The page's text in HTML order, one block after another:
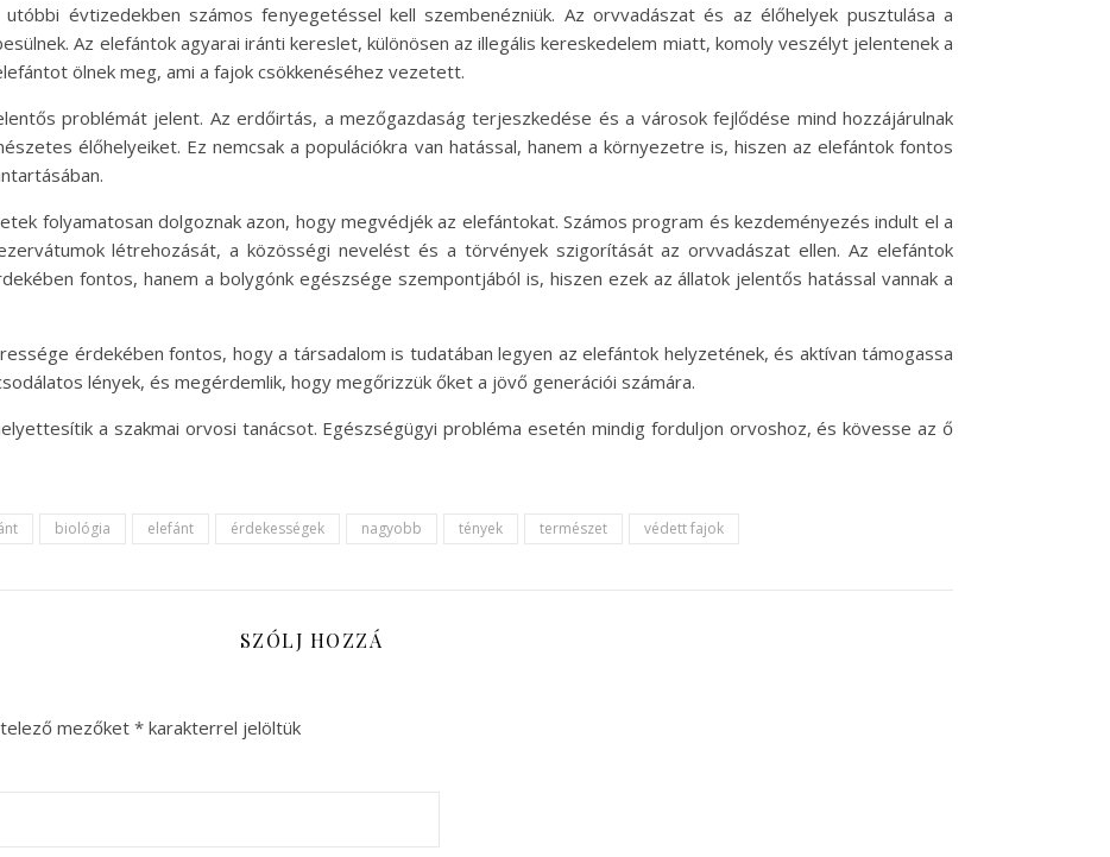
évtizedekben számos fenyegetéssel kell szembenézniük. Az orvvadászat és az élőhelyek pusztulása a
Az elefántok agyarai iránti kereslet, különösen az illegális kereskedelem miatt, komoly veszélyt jelentenek a
ölnek meg, ami a fajok csökkenéséhez vezetett.
problémát jelent. Az erdőirtás, a mezőgazdaság terjeszkedése és a városok fejlődése mind hozzájárulnak
élőhelyeiket. Ez nemcsak a populációkra van hatással, hanem a környezetre is, hiszen az elefántok fontos
folyamatosan dolgoznak azon, hogy megvédjék az elefántokat. Számos program és kezdeményezés indult el a
létrehozását, a közösségi nevelést és a törvények szigorítását az orvvadászat ellen. Az elefántok
fontos, hanem a bolygónk egészsége szempontjából is, hiszen ezek az állatok jelentős hatással vannak a
érdekében fontos, hogy a társadalom is tudatában legyen az elefántok helyzetének, és aktívan támogassa
lények, és megérdemlik, hogy megőrizzük őket a jövő generációi számára.
a szakmai orvosi tanácsot. Egészségügyi probléma esetén mindig forduljon orvoshoz, és kövesse az ő
biológia elefánt érdekességek nagyobb tények természet védett fajok
SZÓLJ HOZZÁ
mezőket * karakterrel jelöltük